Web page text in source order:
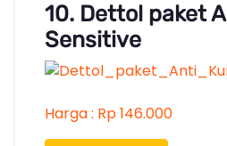
10. Dettol paket
Sensitive
Harga : Rp 146.000